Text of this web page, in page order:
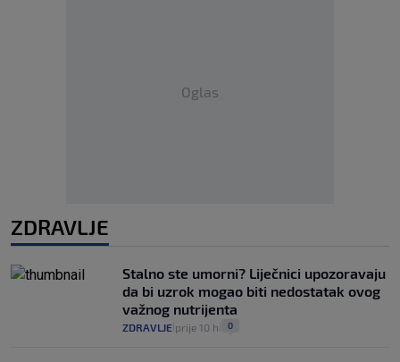
Oglas
ZDRAVLJE
Stalno ste umorni? Liječnici upozoravaju
da bi uzrok mogao biti nedostatak ovog
važnog nutrijenta
ZDRAVLJE prije 10 h 0